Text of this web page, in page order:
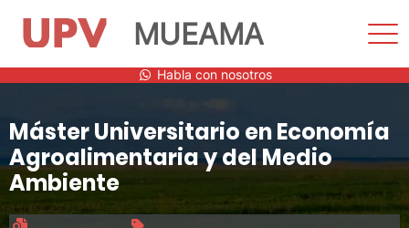
MUEAMA
Habla con nosotros
Máster Universitario en Economía
Agroalimentaria y del Medio
Ambiente